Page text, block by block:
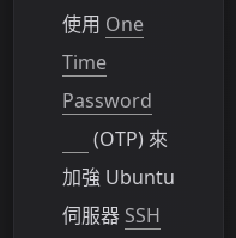
使用 One
Time
Password
(OTP) 來
加強 Ubuntu
伺服器 SSH